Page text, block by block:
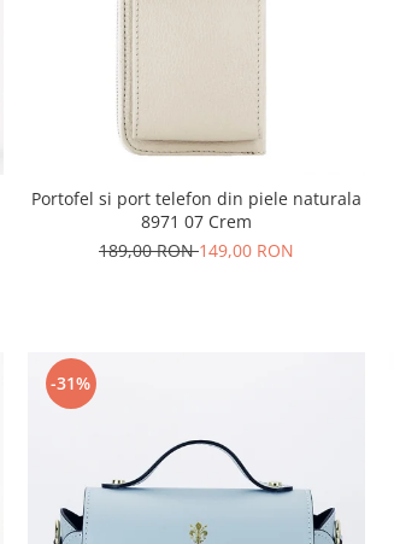
Portofel si port telefon din piele naturala
8971 07 Crem
189,00 RON149,00 RON
-31%